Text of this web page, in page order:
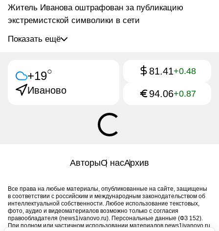
Житель Иванова оштрафован за публикацию
экстремистской символики в сети
Показать ещё
+19○
Иваново
81.41+0.48
94.06+0.87
АвторыО насАрхив
Все права на любые материалы, опубликованные на сайте, защищены
в соответствии с российским и международным законодательством об
интеллектуальной собственности. Любое использование текстовых,
фото, аудио и видеоматериалов возможно только с согласия
правообладателя (news1ivanovo.ru). Персональные данные (ФЗ 152).
При полном или частичном использовании материалов news1ivanovo.ru